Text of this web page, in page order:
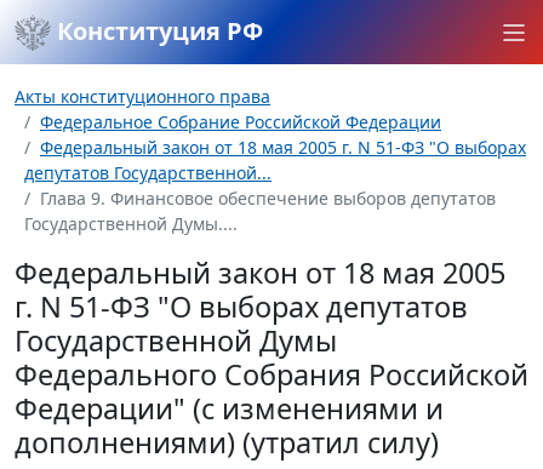
Конституция РФ
Акты конституционного права
Федеральное Собрание Российской Федерации
Федеральный закон от 18 мая 2005 г. N 51-ФЗ "О выборах
депутатов Государственной...
Глава 9. Финансовое обеспечение выборов депутатов
Государственной Думы....
Федеральный закон от 18 мая 2005
г. N 51-ФЗ "О выборах депутатов
Государственной Думы
Федерального Собрания Российской
Федерации" (с изменениями и
дополнениями) (утратил силу)